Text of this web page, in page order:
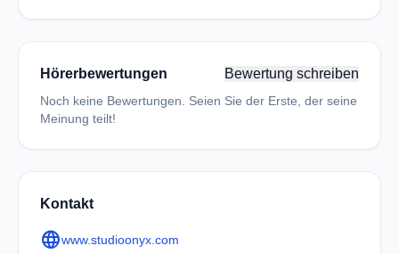
Hörerbewertungen Bewertung schreiben
Noch keine Bewertungen. Seien Sie der Erste, der seine
Meinung teilt!
Kontakt
languagewww.studioonyx.com